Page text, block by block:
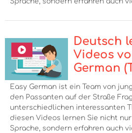
Deutsch
Videos
German
Easy German ist ein Team von
den Passanten auf der Straße
unterschiedlichen interessanten
diesen Videos lernen Sie nicht
Sprache, sondern erfahren auch